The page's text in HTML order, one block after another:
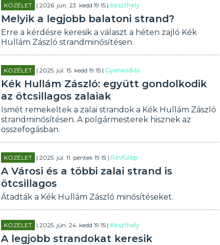
KÖZÉLET | 2026. jún. 23. kedd 19:15 |Keszthely
Melyik a legjobb balatoni strand?
Erre a kérdésre keresik a választ a héten zajló Kék
Hullám Zászló strandminősítésen.
KÖZÉLET | 2025. júl. 15. kedd 19:15 |Gyenesdiás
Kék Hullám Zászló: együtt gondolkodik
az ötcsillagos zalaiak
Ismét remekeltek a zalai strandok a Kék Hullám Zászló
strandminősítésen. A polgármesterek hisznek az
összefogásban.
KÖZÉLET | 2025. júl. 11. péntek 19:15 |Révfülöp
A Városi és a többi zalai strand is
ötcsillagos
Átadták a Kék Hullám Zászló minősítéseket.
KÖZÉLET | 2025. jún. 24. kedd 19:15 |Keszthely
A legjobb strandokat keresik